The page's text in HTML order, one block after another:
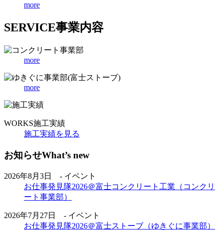
more
SERVICE事業内容
more
more
WORKS施工実績
施工実績を見る
お知らせWhat’s new
2026年8月3日 - イベント
お仕事発見隊2026＠富士コンクリート工業（コンクリ
ート事業部）
2026年7月27日 - イベント
お仕事発見隊2026＠富士ストーブ（ゆきぐに事業部）